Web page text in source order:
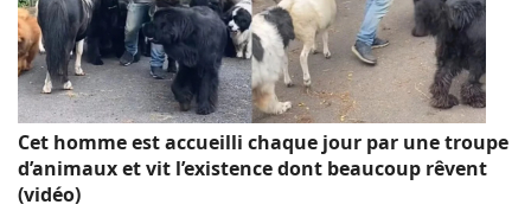
Cet homme est accueilli chaque jour par une troupe
d’animaux et vit l’existence dont beaucoup rêvent
(vidéo)